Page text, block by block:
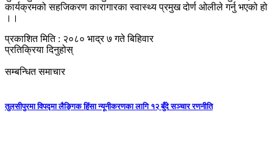
कार्यक्रमको सहजिकरण कारागारका स्वास्थ्य प्रमुख दोर्ण ओलीले गर्नु भएको हो
।।
प्रकाशित मिति : २०८० भाद्र ७ गते बिहिवार
प्रतिक्रिया दिनुहोस्
सम्बन्धित समाचार
तुलसीपुरमा विपद्मा लैङ्गिक हिंसा न्यूनीकरणका लागि १२ बुँदे सञ्चार रणनीति